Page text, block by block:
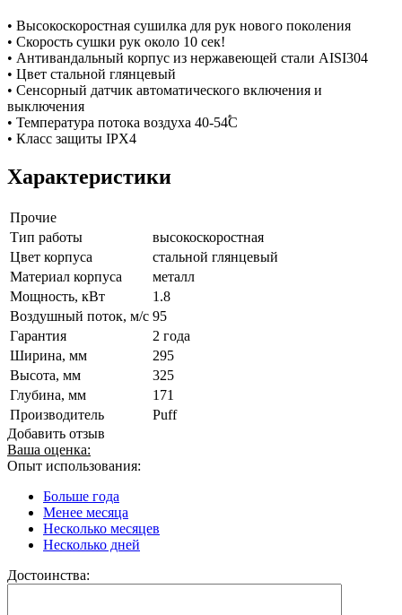
• Высокоскоростная сушилка для рук нового поколения
• Скорость сушки рук около 10 сек!
• Антивандальный корпус из нержавеющей стали AISI304
• Цвет стальной глянцевый
• Сенсорный датчик автоматического включения и
выключения
• Температура потока воздуха 40-54֠С
• Класс защиты IPX4
Характеристики
Прочие
Тип работы
высокоскоростная
Цвет корпуса
стальной глянцевый
Материал корпуса
металл
Мощность, кВт
1.8
Воздушный поток, м/с 95
Гарантия
2 года
Ширина, мм
295
Высота, мм
325
Глубина, мм
171
Производитель
Puff
Добавить отзыв
Ваша оценка:
Опыт использования:
Больше года
Менее месяца
Несколько месяцев
Несколько дней
Достоинства: